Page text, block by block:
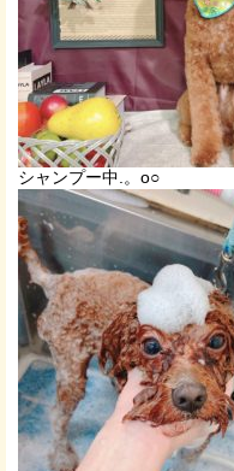
シャンプー中.。o○